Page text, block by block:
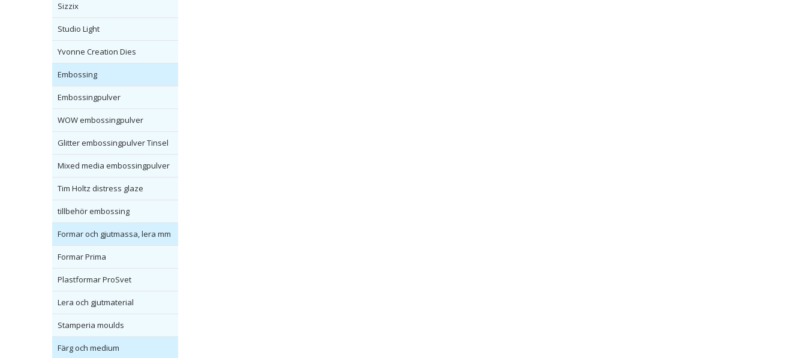
Sizzix
Studio Light
Yvonne Creation Dies
Embossing
Embossingpulver
WOW embossingpulver
Glitter embossingpulver Tinsel
Mixed media embossingpulver
Tim Holtz distress glaze
tillbehör embossing
Formar och gjutmassa, lera mm
Formar Prima
Plastformar ProSvet
Lera och gjutmaterial
Stamperia moulds
Färg och medium